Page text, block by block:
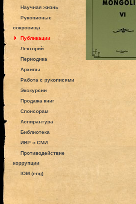
Научная жизнь
Рукописные
сокровища
Публикации
Лекторий
Периодика
Архивы
Работа с рукописями
Экскурсии
Продажа книг
Спонсорам
Аспирантура
Библиотека
ИВР в СМИ
Противодействие
коррупции
IOM (eng)